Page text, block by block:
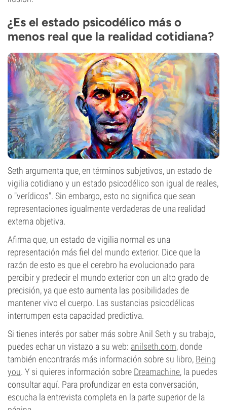
¿Es el estado psicodélico más o
menos real que la realidad cotidiana?
Seth argumenta que, en términos subjetivos, un estado de
vigilia cotidiano y un estado psicodélico son igual de reales,
o "verídicos". Sin embargo, esto no significa que sean
representaciones igualmente verdaderas de una realidad
externa objetiva.
Afirma que, un estado de vigilia normal es una
representación más fiel del mundo exterior. Dice que la
razón de esto es que el cerebro ha evolucionado para
percibir y predecir el mundo exterior con un alto grado de
precisión, ya que esto aumenta las posibilidades de
mantener vivo el cuerpo. Las sustancias psicodélicas
interrumpen esta capacidad predictiva.
Si tienes interés por saber más sobre Anil Seth y su trabajo,
puedes echar un vistazo a su web: anilseth.com, donde
también encontrarás más información sobre su libro, Being
you. Y si quieres información sobre Dreamachine, la puedes
consultar aquí. Para profundizar en esta conversación,
escucha la entrevista completa en la parte superior de la